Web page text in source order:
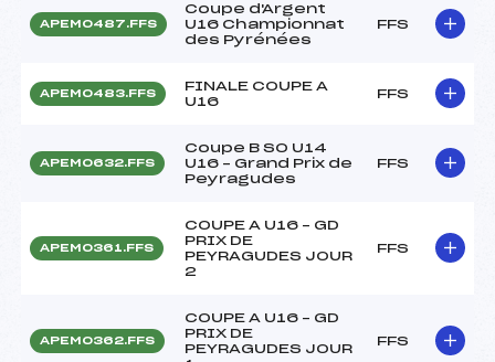
APEM0487.FFS
Coupe d'Argent
U16 Championnat
des Pyrénées
FFS
APEM0483.FFS
FINALE COUPE A
U16
FFS
APEM0632.FFS
Coupe B SO U14
U16 – Grand Prix de
Peyragudes
FFS
APEM0361.FFS
COUPE A U16 – GD
PRIX DE
PEYRAGUDES JOUR
2
FFS
APEM0362.FFS
COUPE A U16 – GD
PRIX DE
PEYRAGUDES JOUR
FFS